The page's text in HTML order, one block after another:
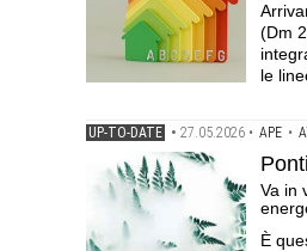
(Dm
le
UP-TO-DATE • 27.05.2026 • APE •
Va in
È